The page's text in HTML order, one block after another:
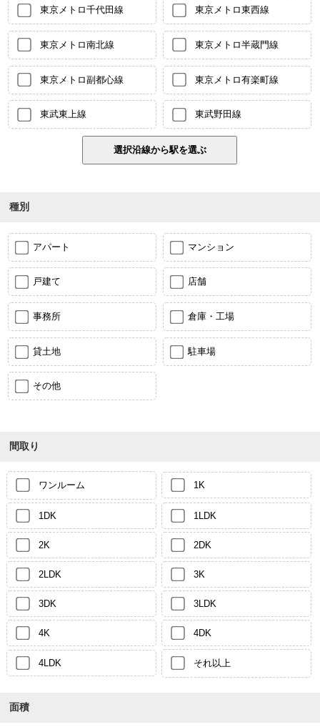
東京メトロ千代田線 東京メトロ東西線
東京メトロ南北線 東京メトロ半蔵門線
東京メトロ副都心線 東京メトロ有楽町線
東武東上線 東武野田線
種別
アパート マンション
戸建て 店舗
事務所 倉庫・工場
貸土地 駐車場
その他
間取り
ワンルーム 1K
1DK 1LDK
2K 2DK
2LDK 3K
3DK 3LDK
4K 4DK
4LDK それ以上
面積